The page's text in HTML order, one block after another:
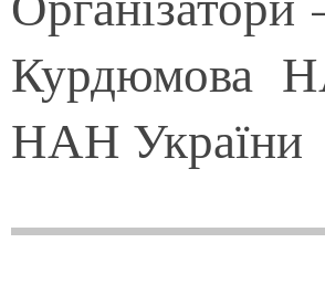
Курдюмова
НАН України